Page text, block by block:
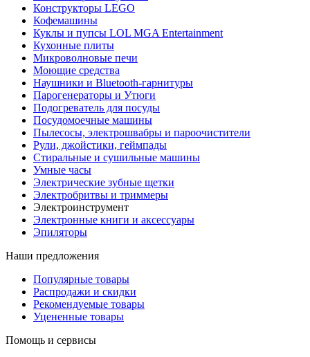
Конструкторы LEGO
Кофемашины
Куклы и пупсы LOL MGA Entertainment
Кухонные плиты
Микроволновые печи
Моющие средства
Наушники и Bluetooth-гарнитуры
Парогенераторы и Утюги
Подогреватель для посуды
Посудомоечные машины
Пылесосы, электрошвабры и пароочистители
Рули, джойстики, геймпады
Стиральные и сушильные машины
Умные часы
Электрические зубные щетки
Электробритвы и триммеры
Электроинструмент
Электронные книги и аксессуары
Эпиляторы
Наши предложения
Популярные товары
Распродажи и скидки
Рекомендуемые товары
Уцененные товары
Помощь и сервисы